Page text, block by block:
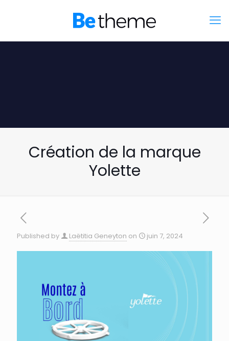
Création de la marque
Yolette
Published by Laëtitia Geneyton on juin 7, 2024